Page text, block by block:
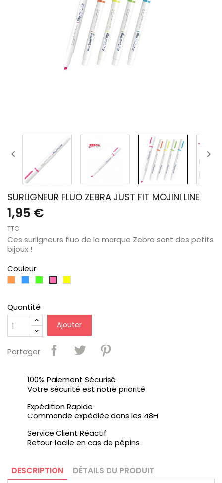
 
SURLIGNEUR FLUO ZEBRA JUST FIT MOJINI LINE
1,95 €
TTC
Ces surligneurs fluo de la marque Zebra sont des petits
bijoux !
Couleur
VertRose
Quantité
Ajouter
Partager
100% Paiement Sécurisé
Votre sécurité est notre priorité
Expédition Rapide
Commande expédiée dans les 48H
Service Client Réactif
Retour facile en cas de pépins
DESCRIPTION DÉTAILS DU PRODUIT